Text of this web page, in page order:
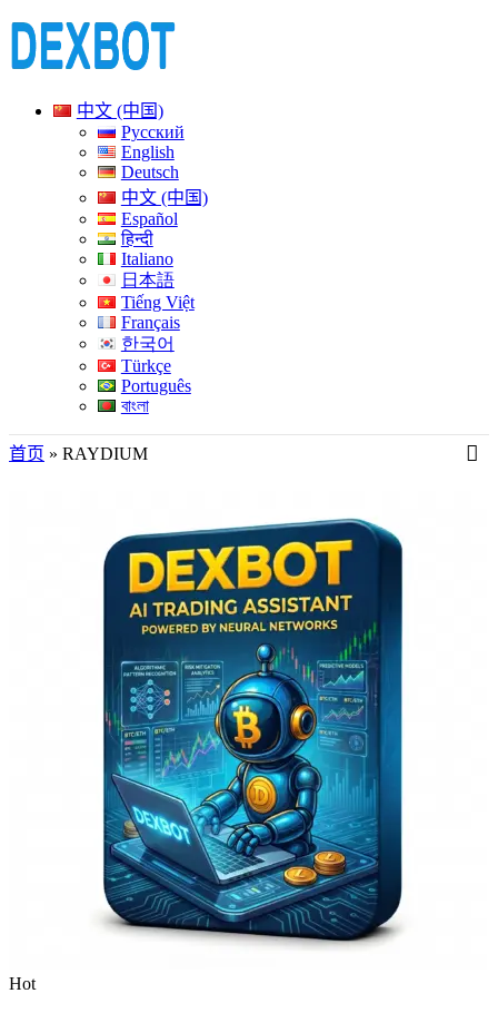
中文 (中国)
Русский
English
Deutsch
中文 (中国)
Español
हिन्दी
Italiano
日本語
Tiếng Việt
Français
한국어
Türkçe
Português
বাংলা
首页 » RAYDIUM
Hot